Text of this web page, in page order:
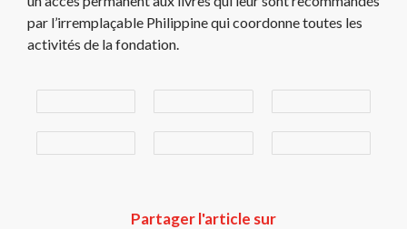
par l’irremplaçable Philippine qui coordonne toutes les
activités de la fondation.
Partager l'article sur